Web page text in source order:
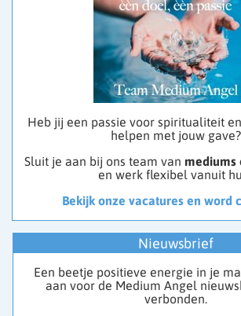
Heb jij een passie voor spiritualiteit
helpen met jouw gave?
Sluit je aan bij ons team van mediums
en werk flexibel vanuit
Bekijk onze vacatures en word
Nieuwsbrief
Een beetje positieve energie in je
aan voor de Medium Angel
verbonden.